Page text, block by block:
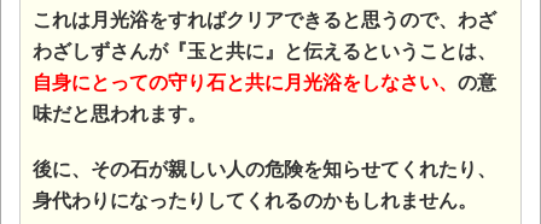
これは月光浴をすればクリアできると思うので、わざ
わざしずさんが『玉と共に』と伝えるということは、
自身にとっての守り石と共に月光浴をしなさい、 の意
味だと思われます。
後に、その石が親しい人の危険を知らせてくれたり、
身代わりになったりしてくれるのかもしれません。